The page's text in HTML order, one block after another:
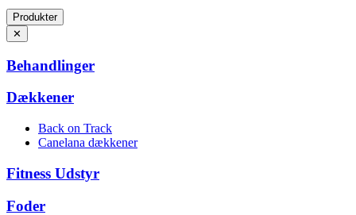
Produkter
✕
Behandlinger
Dækkener
Back on Track
Canelana dækkener
Fitness Udstyr
Foder